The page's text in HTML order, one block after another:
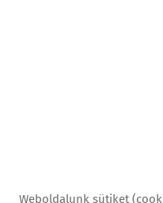
Weboldalunk sütiket